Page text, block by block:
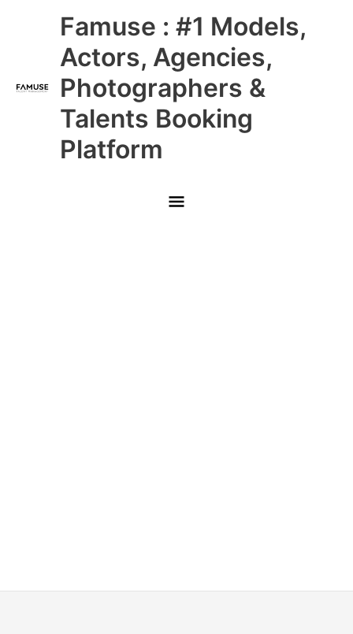
Famuse : #1 Models,
Actors, Agencies,
Photographers &
Talents Booking
Platform
Main
Menu